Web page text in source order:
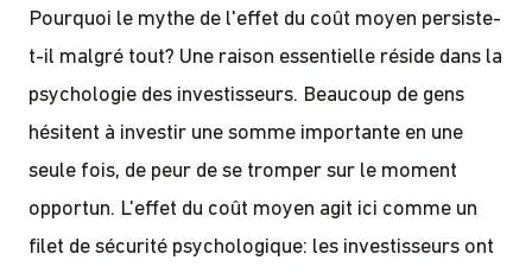
Pourquoi le mythe de l'effet du coût moyen persiste-
t-il malgré tout? Une raison essentielle réside dans la
psychologie des investisseurs. Beaucoup de gens
hésitent à investir une somme importante en une
seule fois, de peur de se tromper sur le moment
opportun. L'effet du coût moyen agit ici comme un
filet de sécurité psychologique: les investisseurs ont